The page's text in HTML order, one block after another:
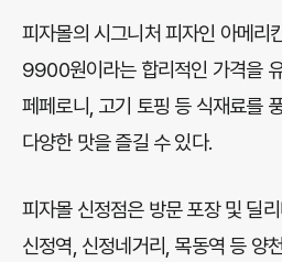
피자몰의 시그니처 피자인 아메리
9900원이라는 합리적인 가격을
페페로니, 고기 토핑 등 식재료를
다양한 맛을 즐길 수 있다.
피자몰 신정점은 방문 포장 및 딜
신정역, 신정네거리, 목동역 등 양